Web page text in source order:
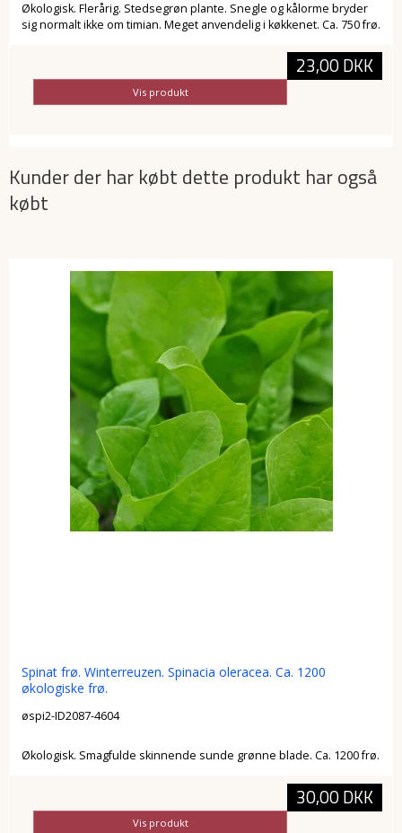
Økologisk. Flerårig. Stedsegrøn plante. Snegle og kålorme bryder
sig normalt ikke om timian. Meget anvendelig i køkkenet. Ca. 750 frø.
23,00 DKK
Vis produkt
Kunder der har købt dette produkt har også
købt
Spinat frø. Winterreuzen. Spinacia oleracea. Ca. 1200
økologiske frø.
øspi2-ID2087-4604
Økologisk. Smagfulde skinnende sunde grønne blade. Ca. 1200 frø.
30,00 DKK
Vis produkt